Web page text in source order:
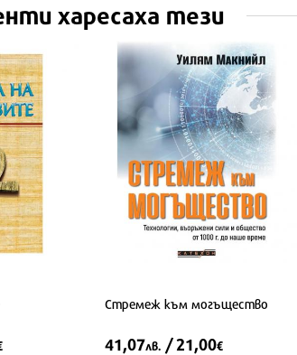
харесаха тези
Стремеж към могъщество
41,07лв. / 21,00€